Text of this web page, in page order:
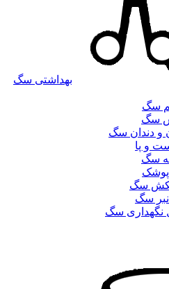
بهداشتی سگ
سگ
سگ
و دندان سگ
و پا
سگ
پوشک
سگ
سگ
نگهداری سگ